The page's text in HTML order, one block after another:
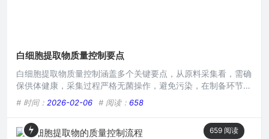
白细胞提取物质量控制要点
白细胞提取物质量控制涵盖多个关键要点，从原料采集看，需确
保供体健康，采集过程严格无菌操作，避免污染，在制备环节，
对分离方法及纯度要求高，要精准分离白细胞并去除杂质，检测
方面，着重微生物限度、细胞活性及纯度等指标检测，以保障白
细胞提取物质量稳定、安全有效，满足临床及科研需求。本文目
录导读： 原材料采集与预处理细胞分离与纯化技术活性成分的
# 时间： 2026-02-06 # 阅读： 658
659 阅读